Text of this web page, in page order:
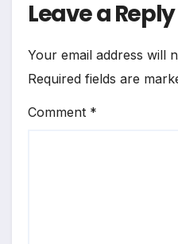
Leave a Reply
Your email address will
Required fields are
Comment *